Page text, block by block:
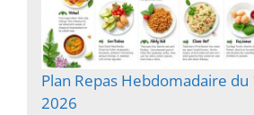
Plan Repas Hebdomadaire
2026